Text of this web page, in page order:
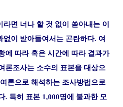
면 너나 할 것 없이 쏟아내는 이
없이 받아들여서는 곤란하다. 여
에 따라 혹은 시간에 따라 결과가
론조사는 소수의 표본을 대상으
론으로 해석하는 조사방법으로
. 특히 표본 1,000명에 불과한 모